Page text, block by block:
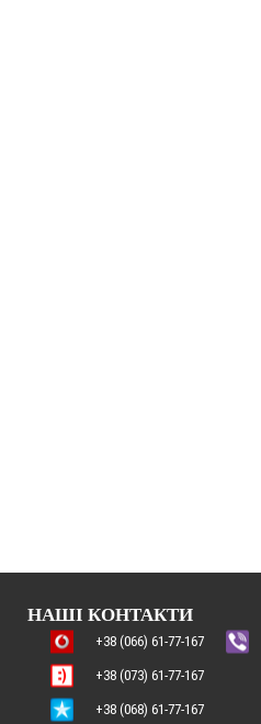
НАШІ КОНТАКТИ
+38 (066) 61-77-167
+38 (073) 61-77-167
+38 (068) 61-77-167